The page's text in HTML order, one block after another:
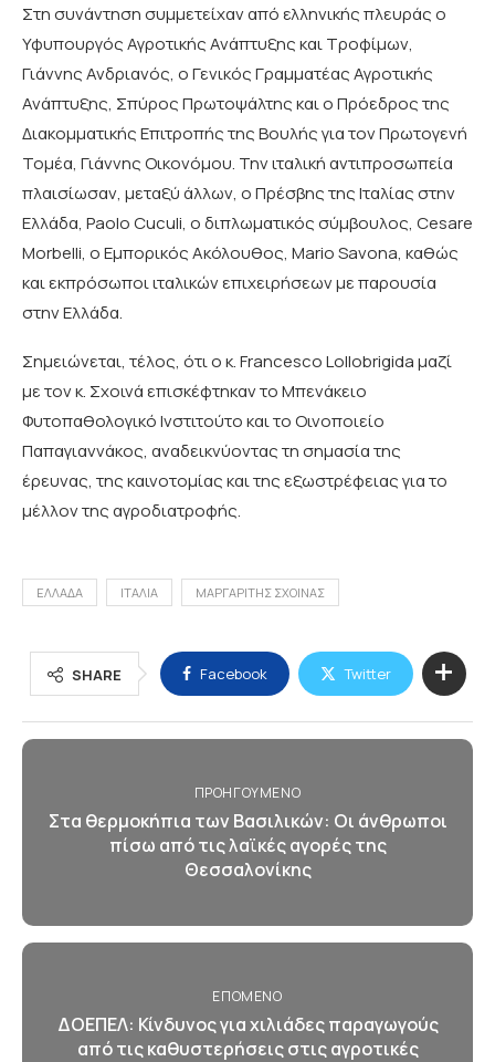
Στη συνάντηση συμμετείχαν από ελληνικής πλευράς ο
Υφυπουργός Αγροτικής Ανάπτυξης και Τροφίμων,
Γιάννης Ανδριανός, ο Γενικός Γραμματέας Αγροτικής
Ανάπτυξης, Σπύρος Πρωτοψάλτης και ο Πρόεδρος της
Διακομματικής Επιτροπής της Βουλής για τον Πρωτογενή
Τομέα, Γιάννης Οικονόμου. Την ιταλική αντιπροσωπεία
πλαισίωσαν, μεταξύ άλλων, ο Πρέσβης της Ιταλίας στην
Ελλάδα, Paolo Cuculi, ο διπλωματικός σύμβουλος, Cesare
Morbelli, ο Εμπορικός Ακόλουθος, Mario Savona, καθώς
και εκπρόσωποι ιταλικών επιχειρήσεων με παρουσία
στην Ελλάδα.
Σημειώνεται, τέλος, ότι ο κ. Francesco Lollobrigida μαζί
με τον κ. Σχοινά επισκέφτηκαν το Μπενάκειο
Φυτοπαθολογικό Ινστιτούτο και το Οινοποιείο
Παπαγιαννάκος, αναδεικνύοντας τη σημασία της
έρευνας, της καινοτομίας και της εξωστρέφειας για το
μέλλον της αγροδιατροφής.
ΕΛΛΑΔΑ ΙΤΑΛΙΑ ΜΑΡΓΑΡΙΤΗΣ ΣΧΟΙΝΑΣ
SHARE Facebook Twitter
ΠΡΟΗΓΟΎΜΕΝΟ
Στα θερμοκήπια των Βασιλικών: Οι άνθρωποι
πίσω από τις λαϊκές αγορές της
Θεσσαλονίκης
ΕΠΌΜΕΝΟ
ΔΟΕΠΕΛ: Κίνδυνος για χιλιάδες παραγωγούς
από τις καθυστερήσεις στις αγροτικές